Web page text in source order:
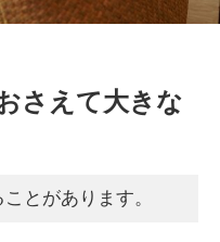
さえて大きな
とがあります。